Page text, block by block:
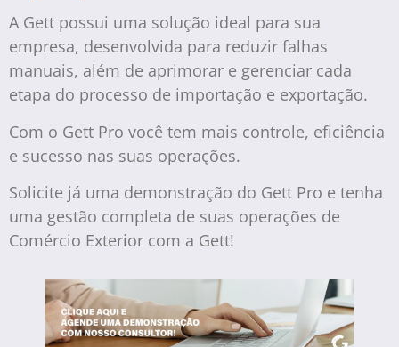
A Gett possui uma solução ideal para sua
empresa, desenvolvida para reduzir falhas
manuais, além de aprimorar e gerenciar cada
etapa do processo de importação e exportação.
Com o Gett Pro você tem mais controle, eficiência
e sucesso nas suas operações.
Solicite já uma demonstração do Gett Pro e tenha
uma gestão completa de suas operações de
Comércio Exterior com a Gett!